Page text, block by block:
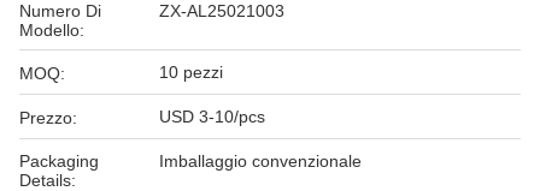
Numero Di
Modello:
ZX-AL25021003
MOQ: 10 pezzi
Prezzo: USD 3-10/pcs
Packaging
Details:
Imballaggio convenzionale